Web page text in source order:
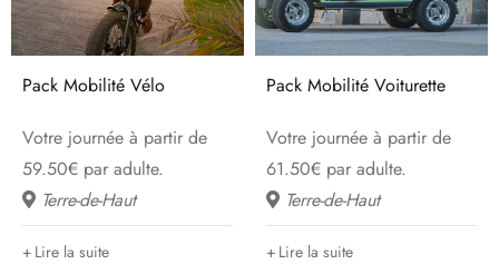
Votre journée à partir de
59.50€ par adulte.
Terre-de-Haut
Pack Mobilité Vélo
Lire la suite
Votre journée à partir de
61.50€ par adulte.
Terre-de-Haut
Pack Mobilité Voiturette
Lire la suite